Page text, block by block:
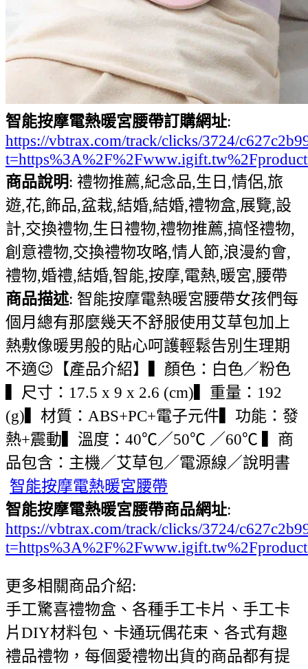
智能按摩電熱暖宮腰帶訂購網址:
https://vbtrax.com/track/clicks/3724/
商品說明: 禮物推薦,紀念品,生日,情侶,旅
遊,花,飾品,盆栽,結婚,結婚,禮物盒,展覽,設
計,交換禮物,生日禮物,禮物推薦,搞怪禮物,
創意禮物,交換禮物攻略,情人節,浪漫約會,
禮物,婚禮,結婚,智能,按摩,電熱,暖宮,腰帶
商品描述: 智能按摩電熱暖宮腰帶女孩們每
個月總有那麼幾天不舒服使用艾草包加上
熱敷像暖男般的貼心呵護輕鬆告別生理期
不適😉【產品介紹】▍顏色：白色／粉色
▍尺寸：17.5 x 9 x 2.6 (cm)▍重量：192
(g)▍材質：ABS+PC+電子元件▍功能：發
熱+震動▍溫度：40℃／50℃ ／60℃ ▍商
品包含：主機／艾草包／電源線／說明書
智能按摩電熱暖宮腰帶
智能按摩電熱暖宮腰帶商品網址:
https://vbtrax.com/track/clicks/3724/
更多相關商品介紹:
手工驚喜禮物盒、各種手工卡片、手工卡
片DIY材料包、卡通玩偶花束、各式有趣
禮品禮物，每個愛禮物出貨的商品都有提